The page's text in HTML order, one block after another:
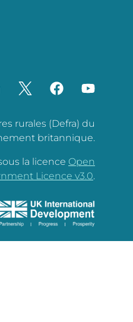
rurales (Defra) du
britannique.
la licence Open
Licence v3.0.